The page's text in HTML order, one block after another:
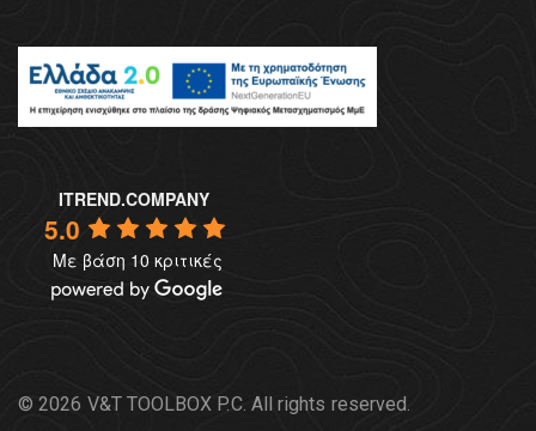
ITREND.COMPANY
5.0
Με βάση 10 κριτικές
© 2026 V&T TOOLBOX P.C. All rights reserved.